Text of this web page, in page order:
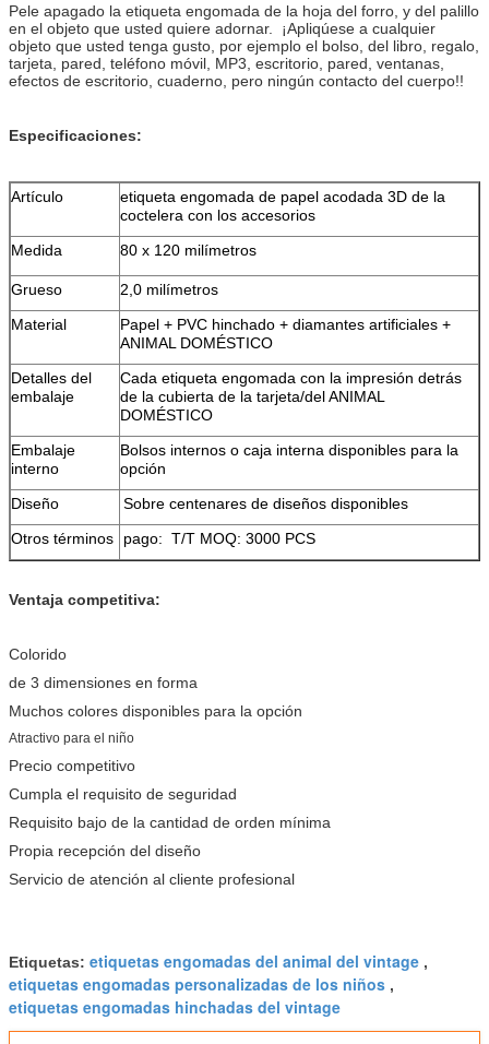
Pele apagado la etiqueta engomada de la hoja del forro, y del palillo
en el objeto que usted quiere adornar. ¡Apliqúese a cualquier
objeto que usted tenga gusto, por ejemplo el bolso, del libro, regalo,
tarjeta, pared, teléfono móvil, MP3, escritorio, pared, ventanas,
efectos de escritorio, cuaderno, pero ningún contacto del cuerpo!!
Especificaciones:
Artículo
etiqueta engomada de papel acodada 3D de la
coctelera con los accesorios
Medida
80 x 120 milímetros
Grueso
2,0 milímetros
Material
Papel + PVC hinchado + diamantes artificiales +
ANIMAL DOMÉSTICO
Detalles del
embalaje
Cada etiqueta engomada con la impresión detrás
de la cubierta de la tarjeta/del ANIMAL
DOMÉSTICO
Embalaje
interno
Bolsos internos o caja interna disponibles para la
opción
Diseño
Sobre centenares de diseños disponibles
Otros términos
pago: T/T MOQ: 3000 PCS
Ventaja competitiva:
Colorido
de 3 dimensiones en forma
Muchos colores disponibles para la opción
Atractivo para el niño
Precio competitivo
Cumpla el requisito de seguridad
Requisito bajo de la cantidad de orden mínima
Propia recepción del diseño
Servicio de atención al cliente profesional
Etiquetas: etiquetas engomadas del animal del vintage ,
etiquetas engomadas personalizadas de los niños ,
etiquetas engomadas hinchadas del vintage